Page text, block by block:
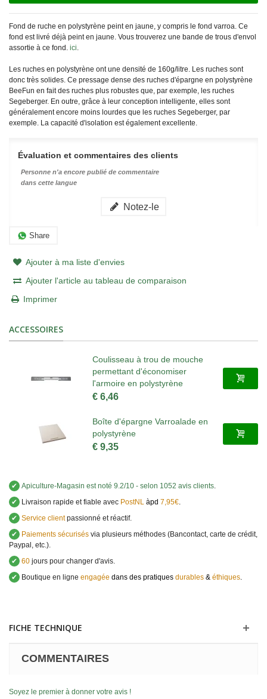
Fond de ruche en polystyrène peint en jaune, y compris le fond varroa. Ce
fond est livré déjà peint en jaune. Vous trouverez une bande de trous d'envol
assortie à ce fond. ici.
Les ruches en polystyrène ont une densité de 160g/litre. Les ruches sont
donc très solides. Ce pressage dense des ruches d'épargne en polystyrène
BeeFun en fait des ruches plus robustes que, par exemple, les ruches
Segeberger. En outre, grâce à leur conception intelligente, elles sont
généralement encore moins lourdes que les ruches Segeberger, par
exemple. La capacité d'isolation est également excellente.
Évaluation et commentaires des clients
Personne n'a encore publié de commentaire
dans cette langue
Notez-le
Share
Ajouter à ma liste d'envies
Ajouter l'article au tableau de comparaison
Imprimer
ACCESSOIRES
Coulisseau à trou de mouche
permettant d'économiser
l'armoire en polystyrène
€ 6,46
Boîte d'épargne Varroalade en
polystyrène
€ 9,35
✔ Apiculture-Magasin est noté 9.2/10 - selon 1052 avis clients.
✔
Livraison rapide et fiable avec PostNL àpd 7,95€.
✔ Service clientpassionné et réactif.
✔
Paiements sécurisés via plusieurs méthodes (Bancontact, carte de crédit,
Paypal, etc.).
✔ 60 jours pour changer d'avis.
✔
Boutique en ligne engagée dans des pratiques durables & éthiques.
FICHE TECHNIQUE
COMMENTAIRES
Soyez le premier à donner votre avis !